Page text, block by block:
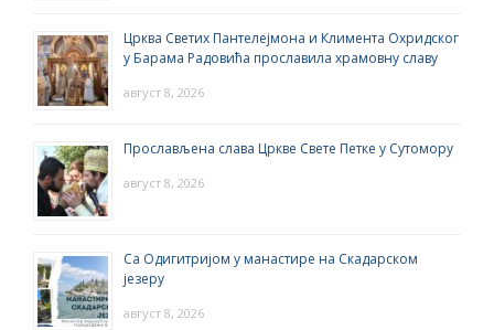
Црква Светих Пантелејмона и Климента Охридског
у Барама Радовића прославила храмовну славу
август 8, 2026
Прослављена слава Цркве Свете Петке у Сутомору
август 8, 2026
Са Одигитријом у манастире на Скадарском
језеру
август 8, 2026